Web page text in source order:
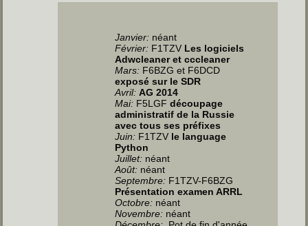
Janvier: néant
Février: F1TZV Les logiciels
Adwcleaner et cccleaner
Mars: F6BZG et F6DCD
exposé sur le SDR
Avril:AG 2014
Mai: F5LGFdécoupage
administratif de la Russie
avec tous ses préfixes
Juin: F1TZV le language
Python
Juillet: néant
Août: néant
Septembre: F1TZV-F6BZG
Présentation examen ARRL
Octobre: néant
Novembre: néant